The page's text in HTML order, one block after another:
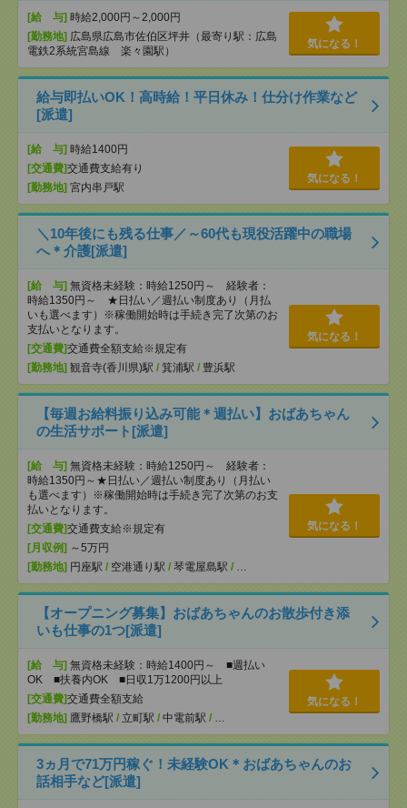
[給 与] 時給2,000円～2,000円
[勤務地] 広島県広島市佐伯区坪井（最寄り駅：広島
電鉄2系統宮島線 楽々園駅）
気になる！
給与即払いOK！高時給！平日休み！仕分け作業など
[派遣]
[給 与] 時給1400円
[交通費]交通費支給有り
[勤務地] 宮内串戸駅
気になる！
＼10年後にも残る仕事／～60代も現役活躍中の職場
へ＊介護[派遣]
[給 与] 無資格未経験：時給1250円～ 経験者：
時給1350円～ ★日払い／週払い制度あり（月払
いも選べます）※稼働開始時は手続き完了次第のお
支払いとなります。
[交通費]交通費全額支給※規定有
[勤務地] 観音寺(香川県)駅 / 箕浦駅 / 豊浜駅
気になる！
【毎週お給料振り込み可能＊週払い】おばあちゃん
の生活サポート[派遣]
[給 与] 無資格未経験：時給1250円～ 経験者：
時給1350円～★日払い／週払い制度あり（月払い
も選べます）※稼働開始時は手続き完了次第のお支
払いとなります。
[交通費]交通費支給※規定有
[月収例] ～5万円
[勤務地] 円座駅 / 空港通り駅 / 琴電屋島駅 /
気になる！
【オープニング募集】おばあちゃんのお散歩付き添
いも仕事の1つ[派遣]
[給 与] 無資格未経験：時給1400円～ ■週払い
OK ■扶養内OK ■日収1万1200円以上
[交通費]交通費全額支給
[勤務地] 鷹野橋駅 / 立町駅 / 中電前駅 /
気になる！
3ヵ月で71万円稼ぐ！未経験OK＊おばあちゃんのお
話相手など[派遣]